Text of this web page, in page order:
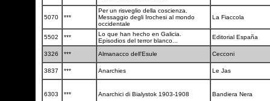
5070 ***
Per un risveglio della coscienza.
Messaggio degli Irochesi al mondo
occidentale
La Fiaccola
5502 ***
Lo que han hecho en Galicia.
Episodios del terror blanco...
Editorial España
3326 *** Almanacco dell'Esule Cecconi
3837 *** Anarchies Le Jas
6303 *** Anarchici di Bialystok 1903-1908 Bandiera Nera